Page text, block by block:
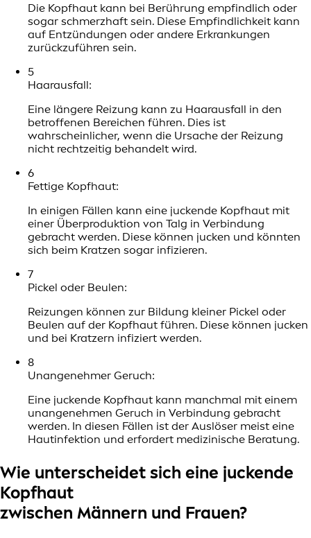
Die Kopfhaut kann bei Berührung empfindlich oder
sogar schmerzhaft sein. Diese Empfindlichkeit kann
auf Entzündungen oder andere Erkrankungen
zurückzuführen sein.
5
Haarausfall:
Eine längere Reizung kann zu Haarausfall in den
betroffenen Bereichen führen. Dies ist
wahrscheinlicher, wenn die Ursache der Reizung
nicht rechtzeitig behandelt wird.
6
Fettige Kopfhaut:
In einigen Fällen kann eine juckende Kopfhaut mit
einer Überproduktion von Talg in Verbindung
gebracht werden. Diese können jucken und könnten
sich beim Kratzen sogar infizieren.
7
Pickel oder Beulen:
Reizungen können zur Bildung kleiner Pickel oder
Beulen auf der Kopfhaut führen. Diese können jucken
und bei Kratzern infiziert werden.
8
Unangenehmer Geruch:
Eine juckende Kopfhaut kann manchmal mit einem
unangenehmen Geruch in Verbindung gebracht
werden. In diesen Fällen ist der Auslöser meist eine
Hautinfektion und erfordert medizinische Beratung.
Wie unterscheidet sich eine juckende
Kopfhaut
zwischen Männern und Frauen?